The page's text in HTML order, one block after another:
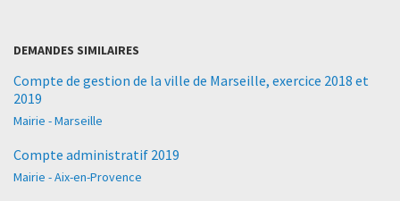
DEMANDES SIMILAIRES
Compte de gestion de la ville de Marseille, exercice 2018 et
2019
Mairie - Marseille
Compte administratif 2019
Mairie - Aix-en-Provence